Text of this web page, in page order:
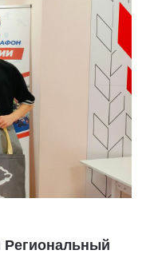
Региональный